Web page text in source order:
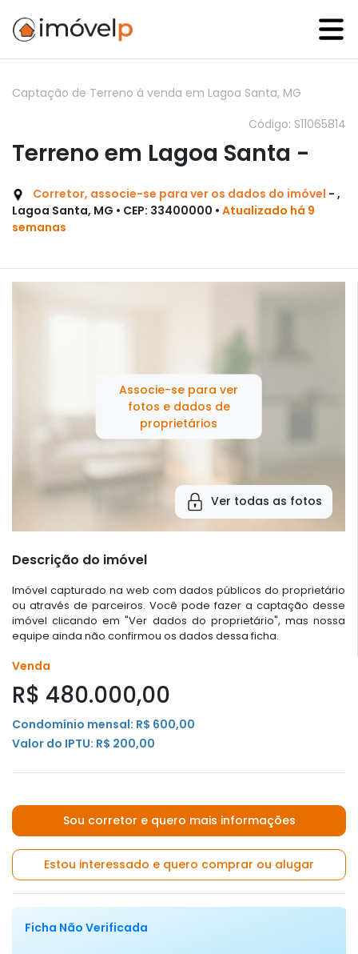
Captação de Terreno à venda em Lagoa Santa, MG
Código: S11065814
Terreno em Lagoa Santa -
Corretor, associe-se para ver os dados do imóvel - ,
Lagoa Santa, MG • CEP: 33400000 • Atualizado há 9
semanas
Associe-se para ver
fotos e dados de
proprietários
Ver todas as fotos
Descrição do imóvel
Imóvel capturado na web com dados públicos do proprietário
ou através de parceiros. Você pode fazer a captação desse
imóvel clicando em "Ver dados do proprietário", mas nossa
equipe ainda não confirmou os dados dessa ficha.
Venda
R$ 480.000,00
Condomínio mensal: R$ 600,00
Valor do IPTU: R$ 200,00
Sou corretor e quero mais informações
Estou interessado e quero comprar ou alugar
Ficha Não Verificada